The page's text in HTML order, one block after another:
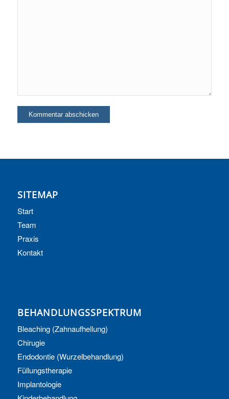
SITEMAP
Start
Team
Praxis
Kontakt
BEHANDLUNGSSPEKTRUM
Bleaching (Zahnaufhellung)
Chirugie
Endodontie (Wurzelbehandlung)
Füllungstherapie
Implantologie